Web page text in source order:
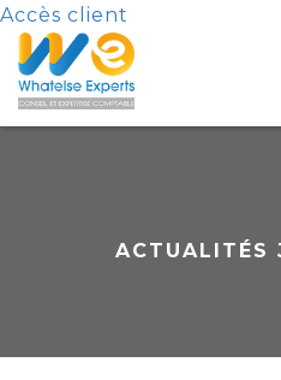
Accès client
ACTUALITÉS